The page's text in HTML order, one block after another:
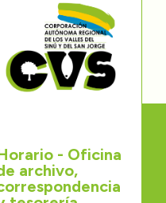
- Oficina
archivo,